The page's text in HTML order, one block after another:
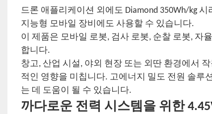
드론 애플리케이션 외에도 Diamond 350Wh/kg
지능형 모바일 장비에도 사용할 수 있습니다.
이 제품은 모바일 로봇, 검사 로봇, 순찰 로봇, 자
합니다.
창고, 산업 시설, 야외 현장 또는 외딴 환경에서
적인 영향을 미칩니다. 고에너지 밀도 전원 솔루
는 데 도움이 될 수 있습니다.
까다로운 전력 시스템을 위한